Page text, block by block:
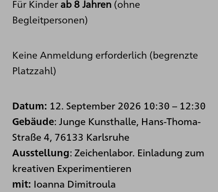
Für Kinderab 8 Jahren (ohne
Begleitpersonen)
Keine Anmeldung erforderlich (begrenzte
Platzzahl)
Datum: 12. September 2026 10:30 – 12:30
Gebäude: Junge Kunsthalle, Hans-Thoma-
Straße 4, 76133 Karlsruhe
Ausstellung: Zeichenlabor. Einladung zum
kreativen Experimentieren
mit: Ioanna Dimitroula